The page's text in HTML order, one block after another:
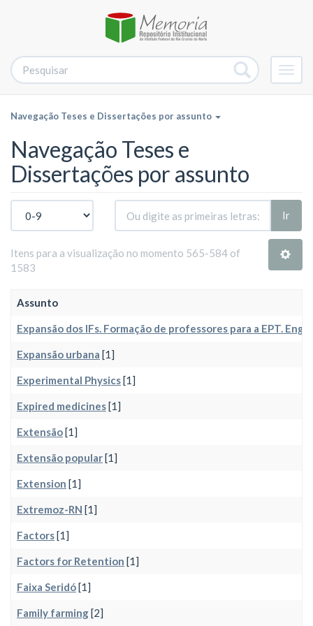
Navegação Teses e Dissertações por assunto
Navegação Teses e
Dissertações por assunto
Ir
Itens para a visualização no momento 565-584 of
1583
Assunto
Expansão dos IFs. Formação de professores para a EPT.
Expansão urbana [1]
Experimental Physics[1]
Expired medicines[1]
Extensão[1]
Extensão popular[1]
Extension [1]
Extremoz-RN [1]
Factors[1]
Factors for Retention [1]
Faixa Seridó[1]
Family farming[2]